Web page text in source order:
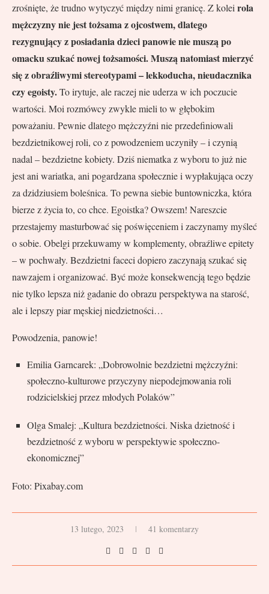
zrośnięte, że trudno wytyczyć między nimi granicę. Z kolei rola
mężczyzny nie jest tożsama z ojcostwem, dlatego
rezygnujący z posiadania dzieci panowie nie muszą po
omacku szukać nowej tożsamości. Muszą natomiast mierzyć
się z obraźliwymi stereotypami – lekkoducha, nieudacznika
czy egoisty.To irytuje, ale raczej nie uderza w ich poczucie
wartości. Moi rozmówcy zwykle mieli to w głębokim
poważaniu. Pewnie dlatego mężczyźni nie przedefiniowali
bezdzietnikowej roli, co z powodzeniem uczyniły – i czynią
nadal – bezdzietne kobiety. Dziś niematka z wyboru to już nie
jest ani wariatka, ani pogardzana społecznie i wypłakująca oczy
za dzidziusiem boleśnica. To pewna siebie buntowniczka, która
bierze z życia to, co chce. Egoistka? Owszem! Nareszcie
przestajemy masturbować się poświęceniem i zaczynamy myśleć
o sobie. Obelgi przekuwamy w komplementy, obraźliwe epitety
– w pochwały. Bezdzietni faceci dopiero zaczynają szukać się
nawzajem i organizować. Być może konsekwencją tego będzie
nie tylko lepsza niż gadanie do obrazu perspektywa na starość,
ale i lepszy piar męskiej niedzietności…
Powodzenia, panowie!
Emilia Garncarek: „Dobrowolnie bezdzietni mężczyźni:
społeczno-kulturowe przyczyny niepodejmowania roli
rodzicielskiej przez młodych Polaków”
Olga Smalej: „Kultura bezdzietności. Niska dzietność i
bezdzietność z wyboru w perspektywie społeczno-
ekonomicznej”
Foto: Pixabay.com
13 lutego, 2023 41 komentarzy